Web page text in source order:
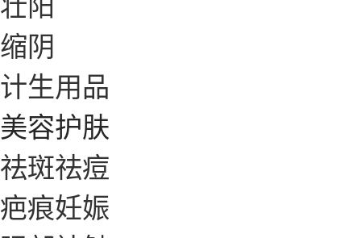
缩阴
计生用品
美容护肤
祛斑祛痘
疤痕妊娠